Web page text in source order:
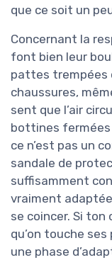
que ce soit un
Concernant la
font bien leur
pattes trempées
chaussures,
sent que l’air
bottines fermées
ce n’est pas un
sandale de
suffisamment
vraiment
se coincer. Si
qu’on touche
une phase